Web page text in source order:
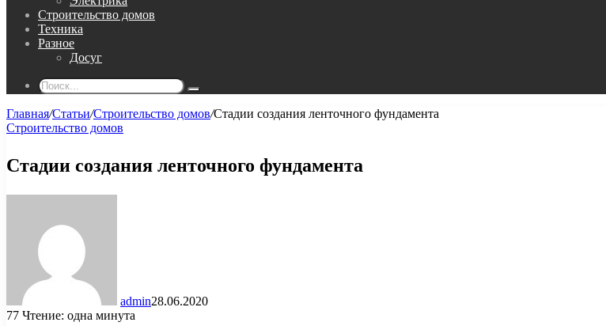
Строительство домов
Техника
Разное
Досуг
Поиск...
Главная/Статьи/Строительство домов/Стадии создания ленточного фундамента
Строительство домов
Стадии создания ленточного фундамента
admin28.06.2020
77 Чтение: одна минута